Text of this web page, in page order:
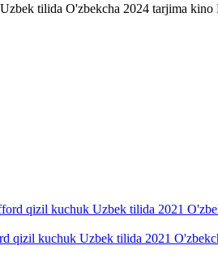
tilida O'zbekcha 2024 tarjima kino
kuchuk Uzbek tilida 2021